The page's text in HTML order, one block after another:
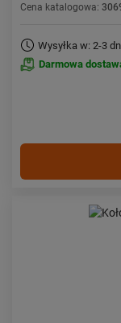
Cena katalogowa:
Wysyłka w: 2-3
Darmowa